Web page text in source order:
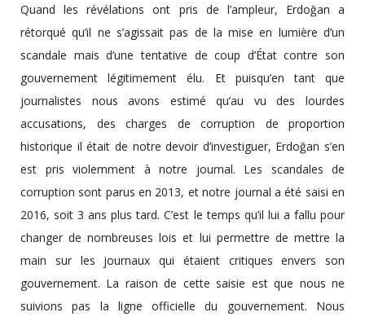
Quand les révélations ont pris de l’ampleur, Erdoğan a
rétorqué qu’il ne s’agissait pas de la mise en lumière d’un
scandale mais d’une tentative de coup d’État contre son
gouvernement légitimement élu. Et puisqu’en tant que
journalistes nous avons estimé qu’au vu des lourdes
accusations, des charges de corruption de proportion
historique il était de notre devoir d’investiguer, Erdoğan s’en
est pris violemment à notre journal. Les scandales de
corruption sont parus en 2013, et notre journal a été saisi en
2016, soit 3 ans plus tard. C’est le temps qu’il lui a fallu pour
changer de nombreuses lois et lui permettre de mettre la
main sur les journaux qui étaient critiques envers son
gouvernement. La raison de cette saisie est que nous ne
suivions pas la ligne officielle du gouvernement. Nous